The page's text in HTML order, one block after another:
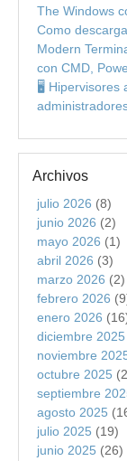
The Windows
Como
Modern
con CMD,
🖥️ Hipervisores
Archivos
julio 2026 (8)
junio 2026 (2)
mayo 2026 (1)
abril 2026 (3)
marzo 2026 (2)
febrero 2026
enero 2026
diciembre 2025
noviembre
octubre 2025
septiembre
agosto 2025
julio 2025 (19)
junio 2025 (26)